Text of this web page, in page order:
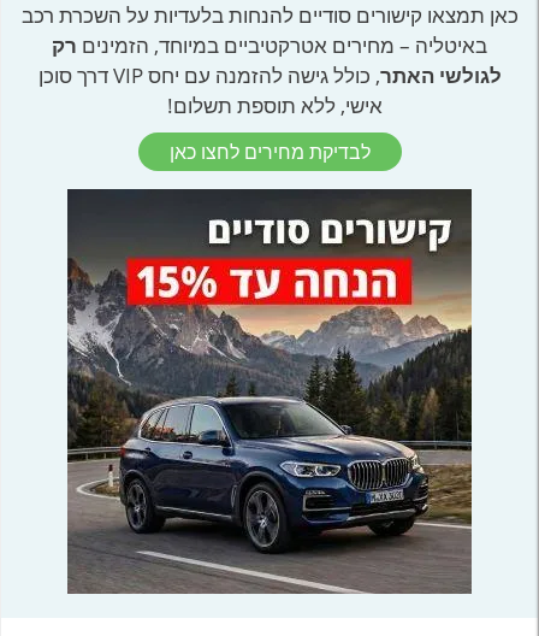
כאן תמצאו קישורים סודיים להנחות בלעדיות על השכרת רכב
באיטליה – מחירים אטרקטיביים במיוחד, הזמינים רק
לגולשי האתר
, כולל גישה להזמנה עם יחס VIP דרך סוכן
אישי, ללא תוספת תשלום!
לבדיקת מחירים לחצו כאן